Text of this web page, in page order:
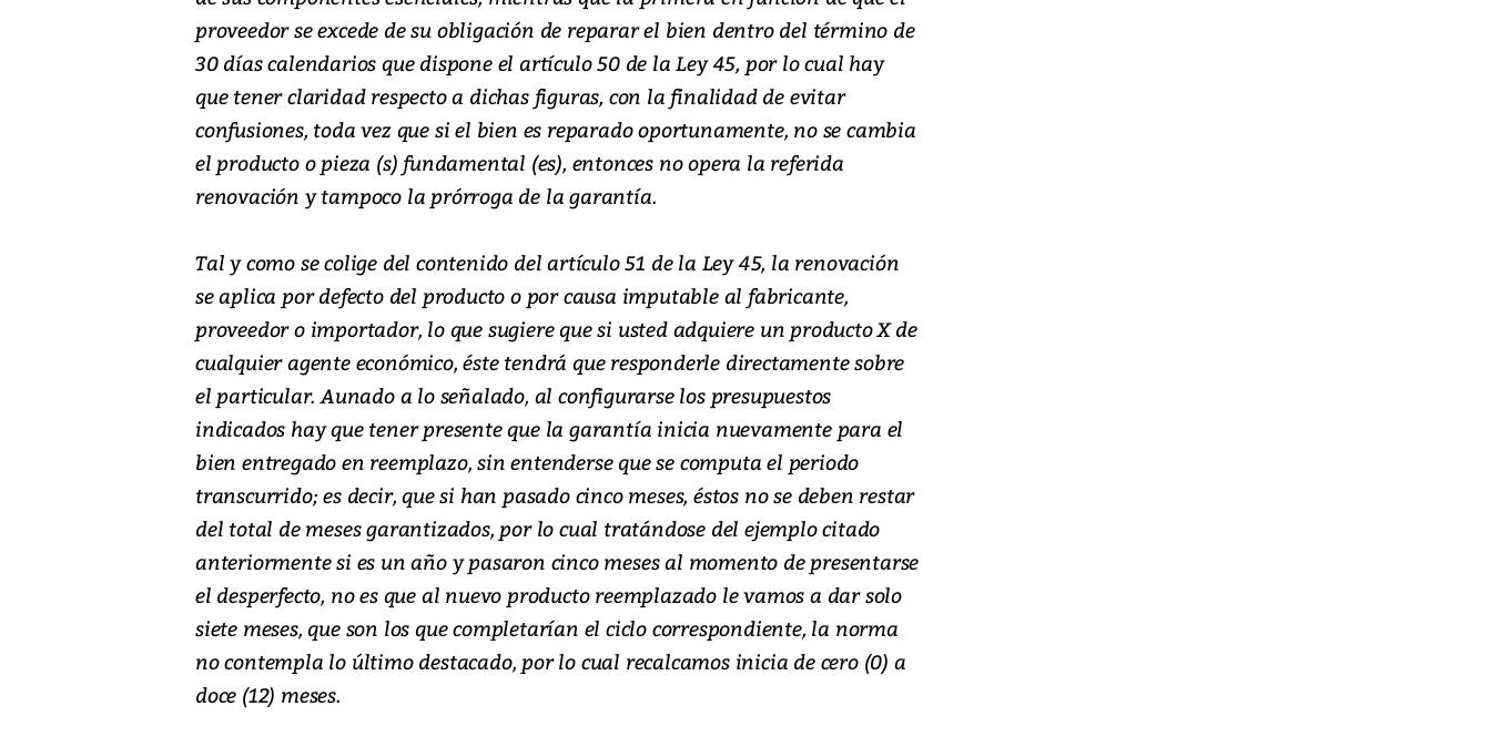
proveedor se excede de su obligación de reparar el bien dentro del término de
30 días calendarios que dispone el artículo 50 de la Ley 45, por lo cual hay
que tener claridad respecto a dichas figuras, con la finalidad de evitar
confusiones, toda vez que si el bien es reparado oportunamente, no se cambia
el producto o pieza (s) fundamental (es), entonces no opera la referida
renovación y tampoco la prórroga de la garantía.
Tal y como se colige del contenido del artículo 51 de la Ley 45, la renovación
se aplica por defecto del producto o por causa imputable al fabricante,
proveedor o importador, lo que sugiere que si usted adquiere un producto X de
cualquier agente económico, éste tendrá que responderle directamente sobre
el particular. Aunado a lo señalado, al configurarse los presupuestos
indicados hay que tener presente que la garantía inicia nuevamente para el
bien entregado en reemplazo, sin entenderse que se computa el periodo
transcurrido; es decir, que si han pasado cinco meses, éstos no se deben restar
del total de meses garantizados, por lo cual tratándose del ejemplo citado
anteriormente si es un año y pasaron cinco meses al momento de presentarse
el desperfecto, no es que al nuevo producto reemplazado le vamos a dar solo
siete meses, que son los que completarían el ciclo correspondiente, la norma
no contempla lo último destacado, por lo cual recalcamos inicia de cero (0) a
doce (12) meses.